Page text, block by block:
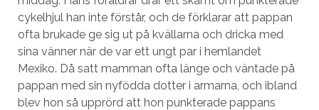
cykelhjul han inte förstår, och de förklarar att pappan
ofta brukade ge sig ut på kvällarna och dricka med
sina vänner när de var ett ungt par i hemlandet
Mexiko. Då satt mamman ofta länge och väntade på
pappan med sin nyfödda dotter i armarna, och ibland
blev hon så upprörd att hon punkterade pappans